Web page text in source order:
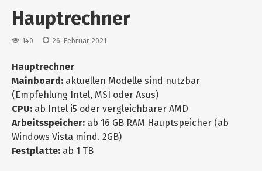
Hauptrechner
140 26. Februar 2021
Hauptrechner
Mainboard: aktuellen Modelle sind nutzbar
(Empfehlung Intel, MSI oder Asus)
CPU: ab Intel i5 oder vergleichbarer AMD
Arbeitsspeicher: ab 16 GB RAM Hauptspeicher (ab
Windows Vista mind. 2GB)
Festplatte: ab 1 TB